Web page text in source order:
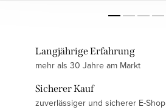
Langjährige Erfahrung
mehr als 30 Jahre am Markt
Sicherer Kauf
zuverlässiger und sicherer E-Shop